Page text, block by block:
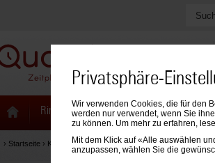
Privatsphäre-
Wir verwenden Cookies, die für den
werden nur verwendet, wenn Sie
zu können. Um mehr zu erfahren,
Mit dem Klick auf «Alle auswählen
anzupassen, wählen Sie die
Ringbücher & Zeitplaner Kalendarien
› Startseite› Kalendarien›Time/system Kalendarien›